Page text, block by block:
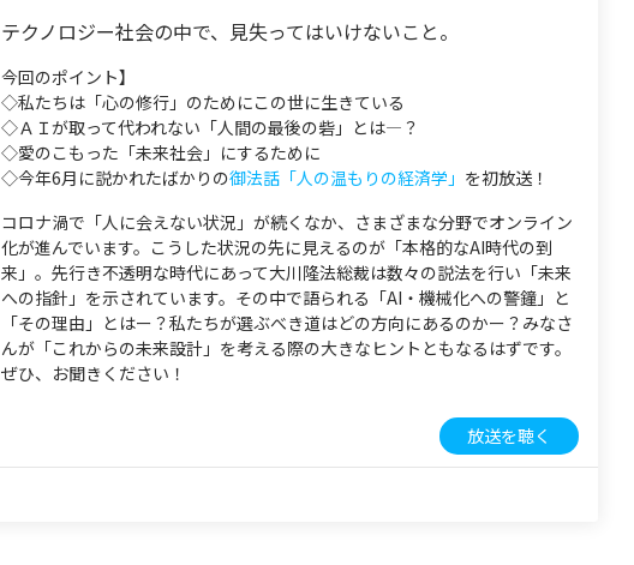
テクノロジー社会の中で、見失ってはいけないこと。
今回のポイント】
◇私たちは「心の修行」のためにこの世に生きている
◇ＡＩが取って代われない「人間の最後の砦」とは―？
◇愛のこもった「未来社会」にするために
◇今年6月に説かれたばかりの御法話「人の温もりの経済学」 を初放送！
コロナ渦で「人に会えない状況」が続くなか、さまざまな分野でオンライン
化が進んでいます。こうした状況の先に見えるのが「本格的なAI時代の到
来」。先行き不透明な時代にあって大川隆法総裁は数々の説法を行い「未来
への指針」を示されています。その中で語られる「AI・機械化への警鐘」と
「その理由」とはー？私たちが選ぶべき道はどの方向にあるのかー？みなさ
んが「これからの未来設計」を考える際の大きなヒントともなるはずです。
ぜひ、お聞きください！
放送を聴く